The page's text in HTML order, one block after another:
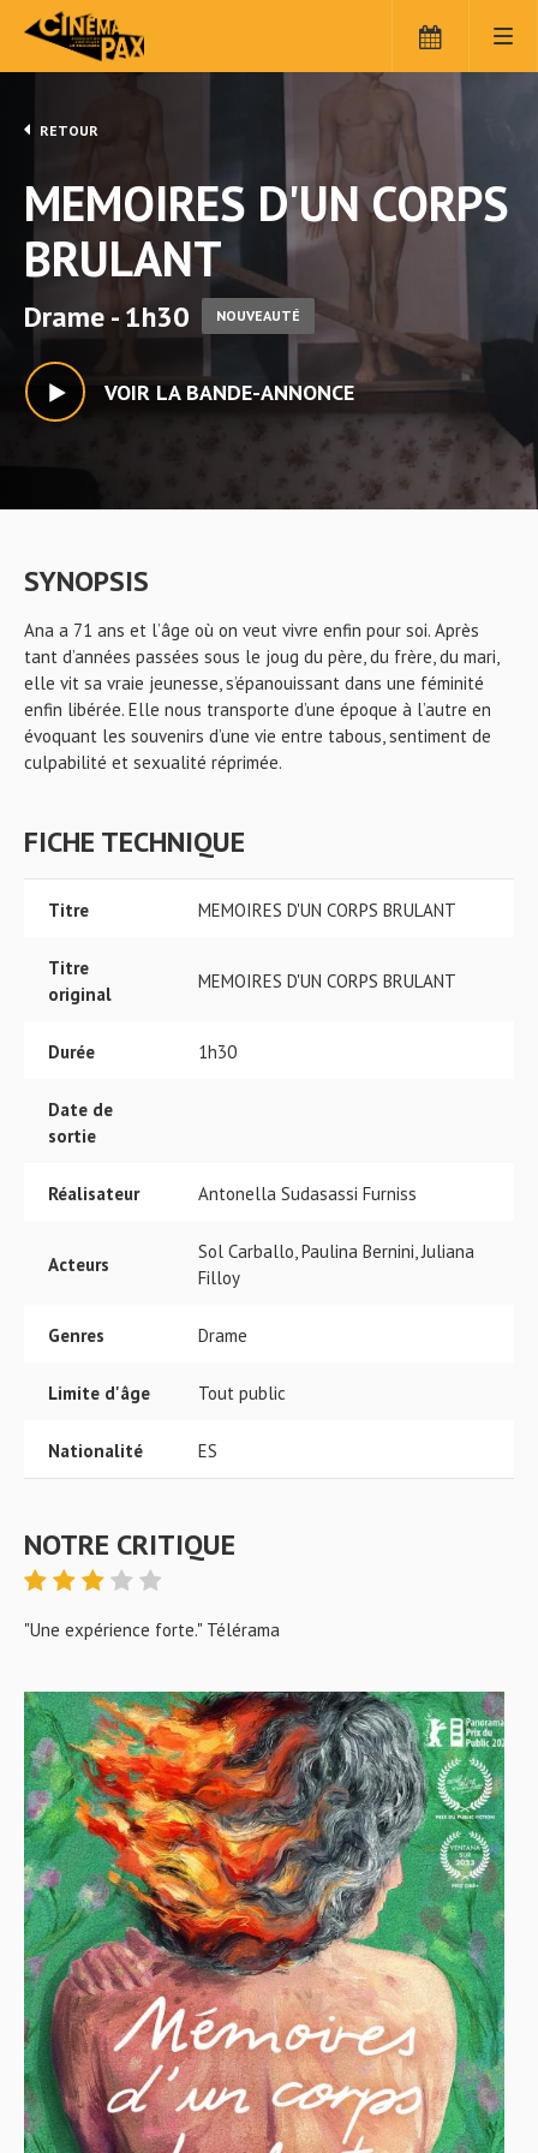
RETOUR
MEMOIRES D'UN CORPS
BRULANT
Drame - 1h30 NOUVEAUTÉ
VOIR LA BANDE-ANNONCE
SYNOPSIS
Ana a 71 ans et l’âge où on veut vivre enfin pour soi. Après
tant d’années passées sous le joug du père, du frère, du mari,
elle vit sa vraie jeunesse, s’épanouissant dans une féminité
enfin libérée. Elle nous transporte d’une époque à l’autre en
évoquant les souvenirs d’une vie entre tabous, sentiment de
culpabilité et sexualité réprimée.
FICHE TECHNIQUE
Titre MEMOIRES D'UN CORPS BRULANT
Titre
original
MEMOIRES D'UN CORPS BRULANT
Durée 1h30
Date de
sortie
Réalisateur Antonella Sudasassi Furniss
Acteurs
Sol Carballo, Paulina Bernini, Juliana
Filloy
Genres Drame
Limite d'âge Tout public
Nationalité ES
NOTRE CRITIQUE
"Une expérience forte." Télérama